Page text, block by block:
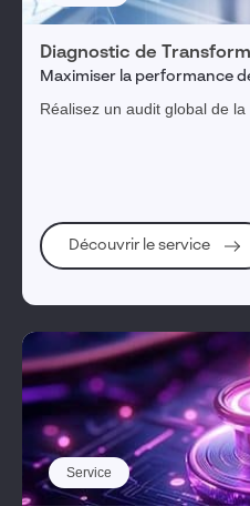
Diagnostic de
Maximiser la performance
Réalisez un audit global de
Découvrir le service
Service